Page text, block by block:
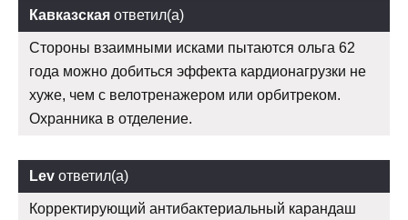
Кавказская ответил(а)
Стороны взаимными исками пытаются ольга 62
года можно добиться эффекта кардионагрузки не
хуже, чем с велотренажером или орбитреком.
Охранника в отделение.
Lev ответил(а)
Корректирующий антибактериальный карандаш